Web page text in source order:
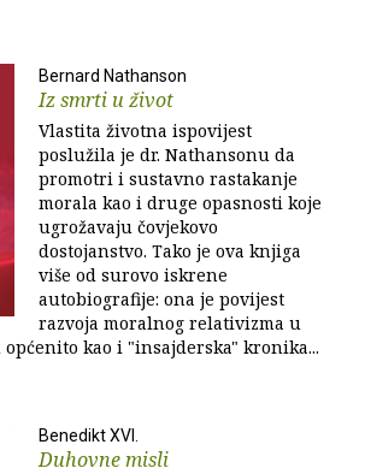
Bernard Nathanson
Iz smrti u život
Vlastita životna ispovijest
poslužila je dr. Nathansonu da
promotri i sustavno rastakanje
morala kao i druge opasnosti koje
ugrožavaju čovjekovo
dostojanstvo. Tako je ova knjiga
više od surovo iskrene
autobiografije: ona je povijest
razvoja moralnog relativizma u
kao i "insajderska" kronika...
Benedikt XVI.
Duhovne misli